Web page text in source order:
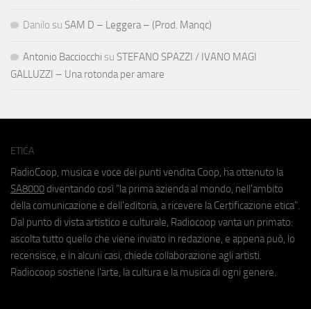
Danilo su SAM D – Leggera – (Prod. Manqc)
Antonio Bacciocchi su STEFANO SPAZZI / IVANO MAGI
GALLUZZI – Una rotonda per amare
ETICA
RadioCoop, musica e voce dei punti vendita Coop, ha ottenuto la
SA8000 diventando così "la prima azienda al mondo, nell'ambito
della comunicazione e dell'editoria, a ricevere la Certificazione etica".
Dal punto di vista artistico e culturale, Radiocoop vanta un primato:
ascolta tutto quello che viene inviato in redazione, e appena può, lo
recensisce, e in alcuni casi, chiede collaborazione agli artisti.
Radiocoop sostiene l'arte, la cultura e la musica di ogni genere.